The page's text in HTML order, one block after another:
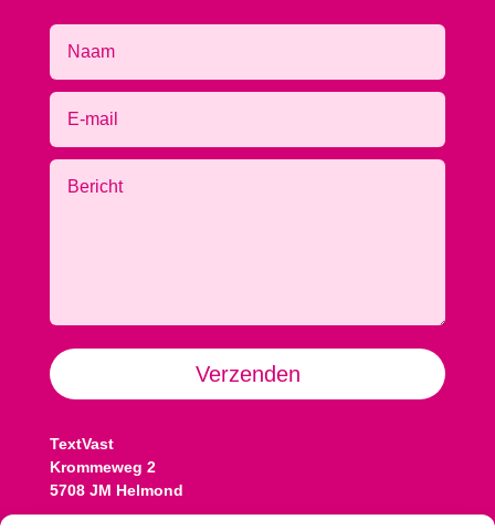
Verzenden
Alternative:
TextVast
Krommeweg 2
5708 JM Helmond